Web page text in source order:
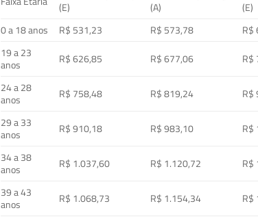
(E)
(A)
(E)
0 a 18 anos
R$ 531,23 R$ 573,78 R$
19 a 23
anos
R$ 626,85 R$ 677,06 R$
24 a 28
anos
R$ 758,48 R$ 819,24 R$
29 a 33
anos
R$ 910,18 R$ 983,10 R$
34 a 38
anos
R$ 1.037,60 R$ 1.120,72 R$
39 a 43
anos
R$ 1.068,73 R$ 1.154,34 R$